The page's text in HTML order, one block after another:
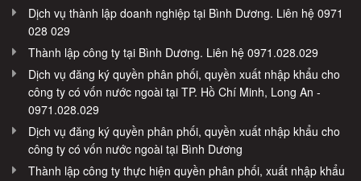
Dịch vụ thành lập doanh nghiệp tại Bình Dương. Liên hệ 0971
028 029
Thành lập công ty tại Bình Dương. Liên hệ 0971.028.029
Dịch vụ đăng ký quyền phân phối, quyền xuất nhập khẩu cho
công ty có vốn nước ngoài tại TP. Hồ Chí Minh, Long An -
0971.028.029
Dịch vụ đăng ký quyền phân phối, quyền xuất nhập khẩu cho
công ty có vốn nước ngoài tại Bình Dương
Thành lập công ty thực hiện quyền phân phối, xuất nhập khẩu